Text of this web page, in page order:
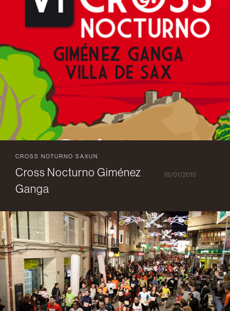
CROSS NOTURNO SAXUN
Cross Nocturno Giménez
Ganga
18/01/2015